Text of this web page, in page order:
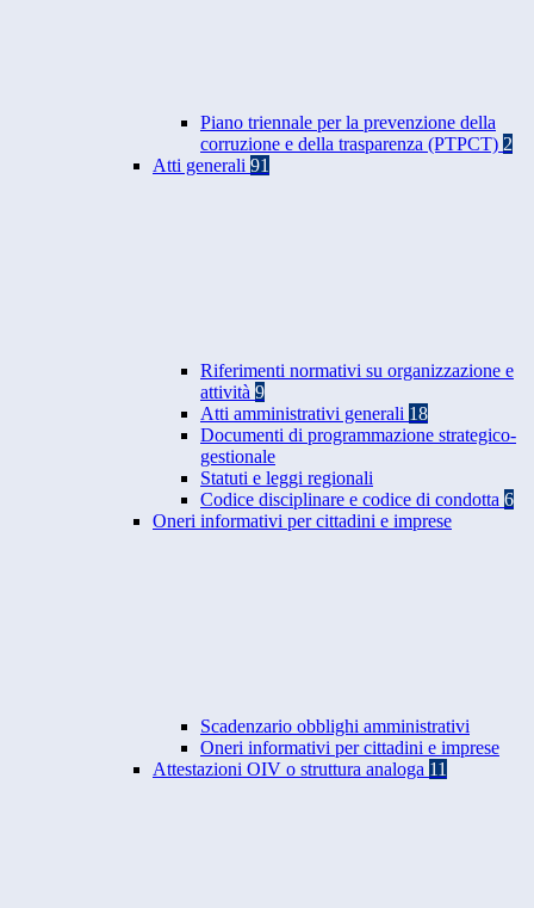
Piano triennale per la prevenzione della
corruzione e della trasparenza (PTPCT) 2
Atti generali 91
Riferimenti normativi su organizzazione e
attività 9
Atti amministrativi generali 18
Documenti di programmazione strategico-
gestionale
Statuti e leggi regionali
Codice disciplinare e codice di condotta 6
Oneri informativi per cittadini e imprese
Scadenzario obblighi amministrativi
Oneri informativi per cittadini e imprese
Attestazioni OIV o struttura analoga 11